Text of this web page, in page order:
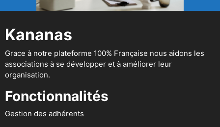
Kananas
Grace à notre plateforme 100% Française nous aidons les
associations à se développer et à améliorer leur
organisation.
Fonctionnalités
Gestion des adhérents